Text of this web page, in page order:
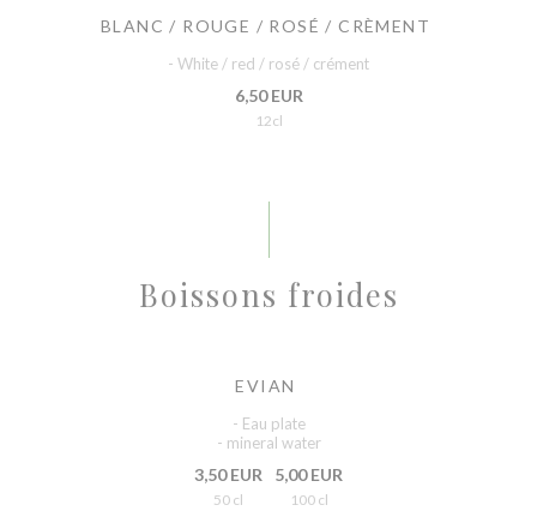
BLANC / ROUGE / ROSÉ / CRÈMENT
- White / red / rosé / crément
6,50 EUR
12cl
Boissons froides
EVIAN
- Eau plate
- mineral water
3,50 EUR
50 cl
5,00 EUR
100 cl